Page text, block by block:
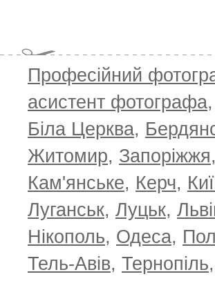
Професійний
асистент фотографа,
Біла Церква,
Житомир, Запоріжжя,
Кам'янське, Керч,
Луганськ, Луцьк,
Нікополь, Одеса,
Тель-Авів, Тернопіль,